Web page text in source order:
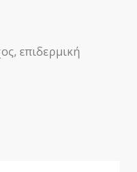
επιδερμική